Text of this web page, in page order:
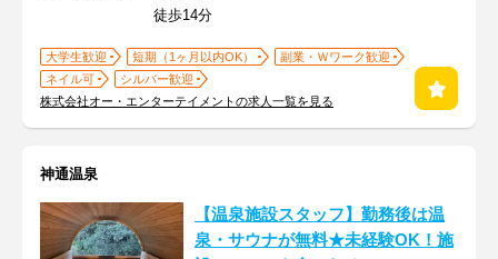
徒歩14分
大学生歓迎 短期（1ヶ月以内OK）
副業・Ｗワーク歓迎
ネイル可
シルバー歓迎
株式会社オー・エンターテイメントの求人一覧を見る
神通温泉
【温泉施設スタッフ】勤務後は温
泉・サウナが無料★未経験OK！施